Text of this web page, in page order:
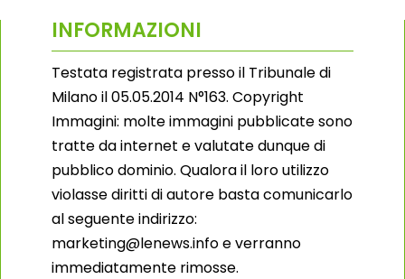
INFORMAZIONI
Testata registrata presso il Tribunale di
Milano il 05.05.2014 N°163. Copyright
Immagini: molte immagini pubblicate sono
tratte da internet e valutate dunque di
pubblico dominio. Qualora il loro utilizzo
violasse diritti di autore basta comunicarlo
al seguente indirizzo:
marketing@lenews.info e verranno
immediatamente rimosse.